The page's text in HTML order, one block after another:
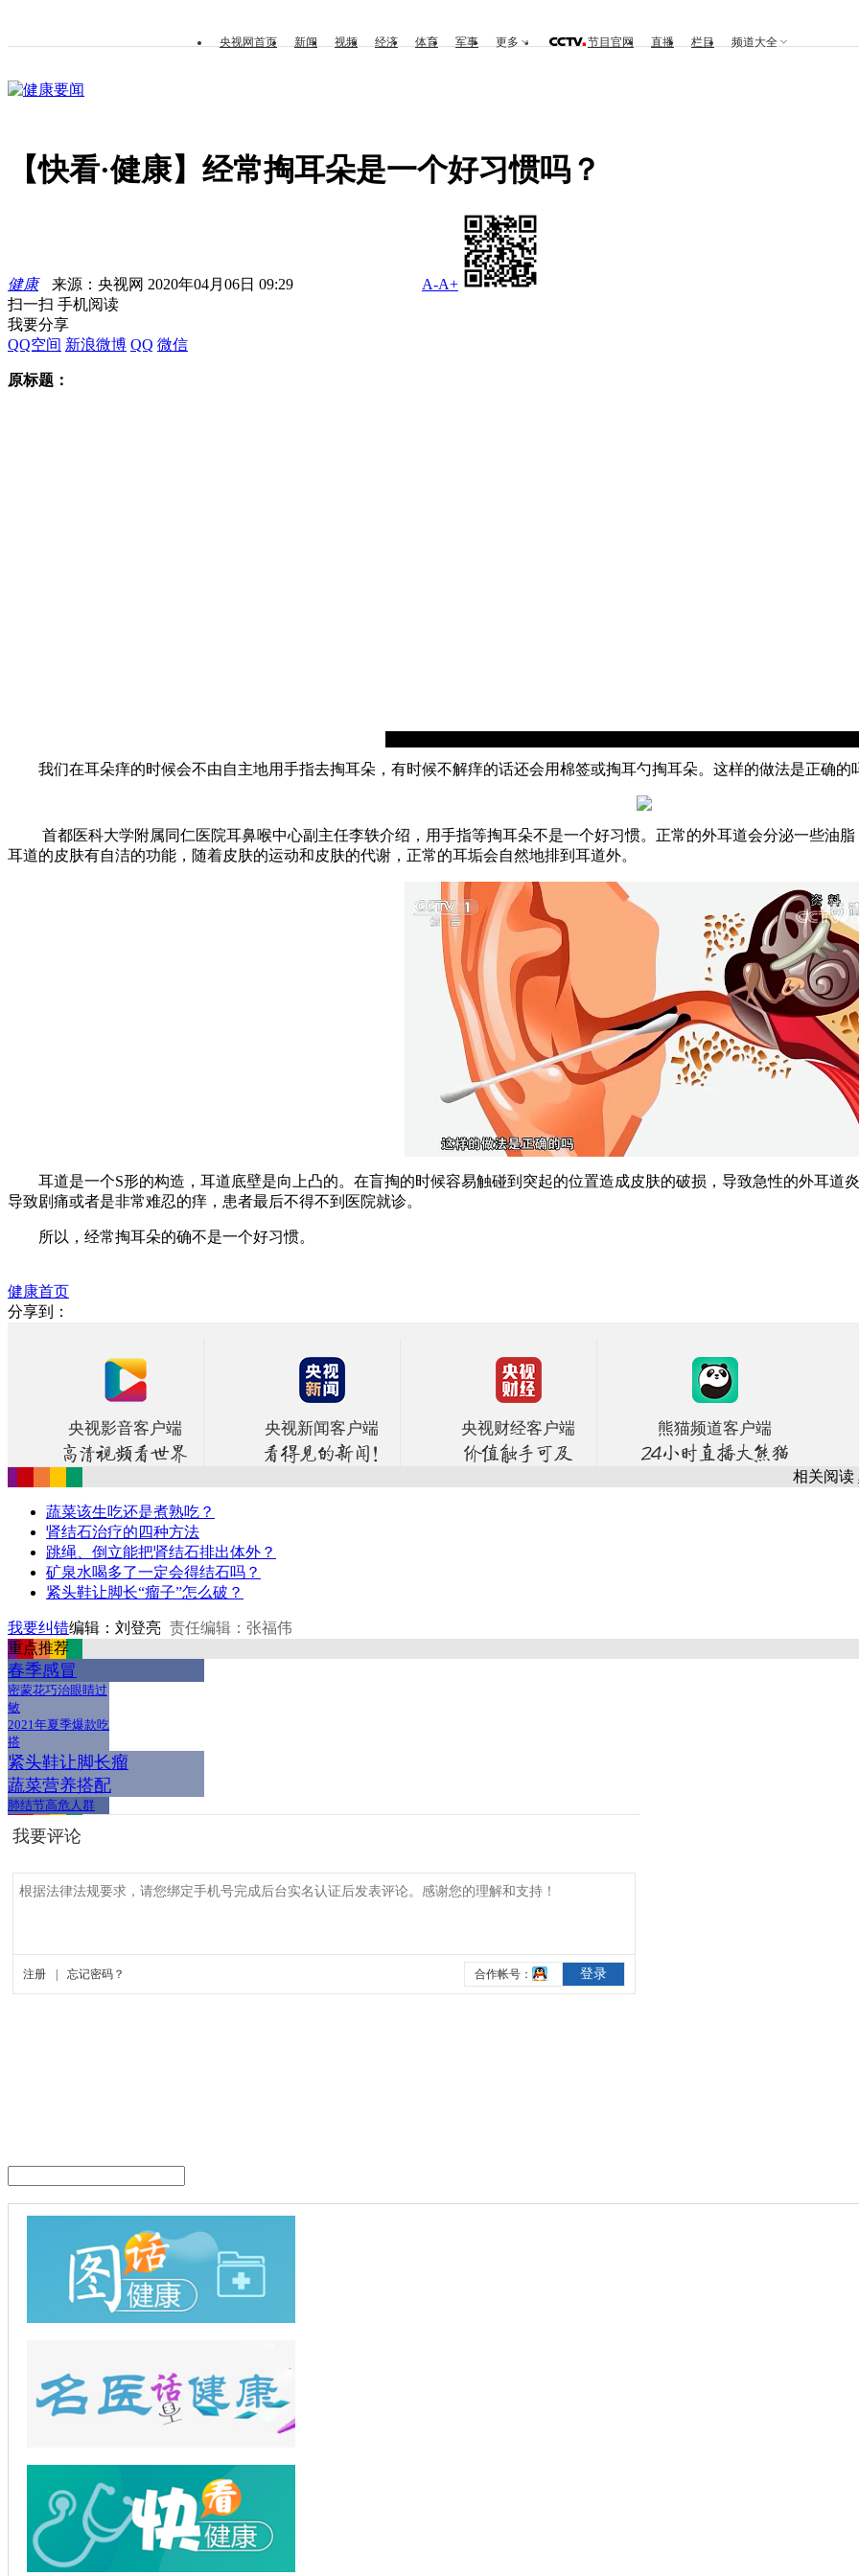
央视网首页 新闻 视频 经济 体育 军事 更多 节目官网 直播 栏目 频道大全
健康要闻
【快看·健康】经常掏耳朵是一个好习惯吗？
健康 来源：央视网 2020年04月06日 09:29 A-A+
扫一扫 手机阅读
我要分享
QQ空间 新浪微博 QQ 微信
原标题：
我们在耳朵痒的时候会不由自主地用手指去掏耳朵，有时候不解痒的话还会用棉签或掏耳勺掏耳朵。这样的做法是正确的
首都医科大学附属同仁医院耳鼻喉中心副主任李轶介绍，用手指等掏耳朵不是一个好习惯。正常的外耳道会分泌一些油
耳道的皮肤有自洁的功能，随着皮肤的运动和皮肤的代谢，正常的耳垢会自然地排到耳道外。
耳道是一个S形的构造，耳道底壁是向上凸的。在盲掏的时候容易触碰到突起的位置造成皮肤的破损，导致急性的外耳道
导致剧痛或者是非常难忍的痒，患者最后不得不到医院就诊。
所以，经常掏耳朵的确不是一个好习惯。
健康首页
分享到：
央视影音客户端 央视新闻客户端 央视财经客户端 熊猫频道客户端
相关阅读
蔬菜该生吃还是煮熟吃？
肾结石治疗的四种方法
跳绳、倒立能把肾结石排出体外？
矿泉水喝多了一定会得结石吗？
紧头鞋让脚长“瘤子”怎么破？
我要纠错编辑：刘登亮 责任编辑：张福伟
重点推荐
春季感冒
密蒙花巧治眼睛过
敏
2021年夏季爆款吃
搭
紧头鞋让脚长瘤
蔬菜营养搭配
肺结节高危人群